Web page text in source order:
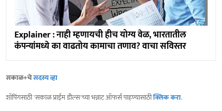
Explainer : नाही म्हणायची हीच योग्य वेळ, भारतातील
कंपन्यांमध्ये का वाढतोय कामाचा तणाव? वाचा सविस्तर
सकाळ+चेसदस्य व्हा
शॉपिंगसाठी 'सकाळ प्राईम डील्स'च्या भन्नाट ऑफर्स पाहण्यासाठीक्लिक करा.